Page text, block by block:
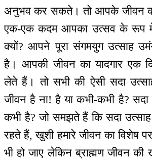
अनुभव कर सकते। तो आपके जीवन
एक-एक कदम आपका उत्सव के रूप में
क्यों? आपने पूरा संगमयुग उत्साह
है। आपकी जीवन का यादगार एक
लेते हैं। तो सभी की ऐसी सदा
जीवन है ना! है या कभी-कभी है? सदा
कभी है? जो समझते हैं कि सदा
रहते हैं, खुशी हमारे जीवन का विशेष
भी हो जाए लेकिन ब्राह्मण जीवन